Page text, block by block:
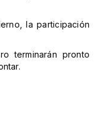
la participación
terminarán pronto